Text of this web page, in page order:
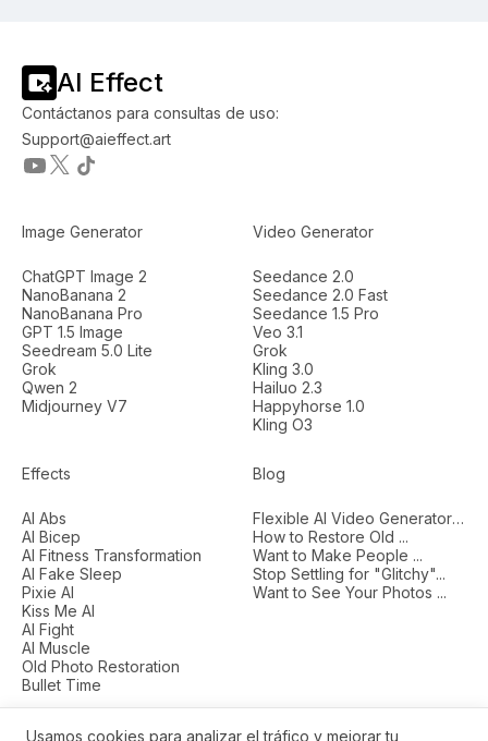
AI Effect
Contáctanos para consultas de uso:
Support@aieffect.art
Image Generator
ChatGPT Image 2
NanoBanana 2
NanoBanana Pro
GPT 1.5 Image
Seedream 5.0 Lite
Grok
Qwen 2
Midjourney V7
Video Generator
Seedance 2.0
Seedance 2.0 Fast
Seedance 1.5 Pro
Veo 3.1
Grok
Kling 3.0
Hailuo 2.3
Happyhorse 1.0
Kling O3
Effects
AI Abs
AI Bicep
AI Fitness Transformation
AI Fake Sleep
Pixie AI
Kiss Me AI
AI Fight
AI Muscle
Old Photo Restoration
Bullet Time
Blog
Flexible AI Video Generators...
How to Restore Old ...
Want to Make People ...
Stop Settling for "Glitchy"...
Want to See Your Photos ...
Usamos cookies para analizar el tráfico y mejorar tu